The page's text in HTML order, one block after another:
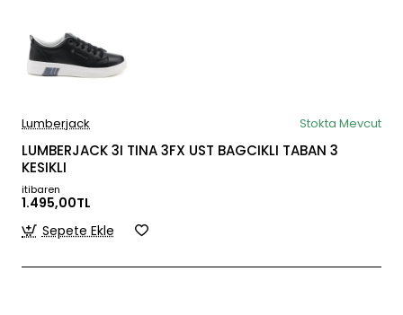
Lumberjack Stokta Mevcut
LUMBERJACK 3I TINA 3FX UST BAGCIKLI TABAN 3
KESIKLI
itibaren
1.495,00TL
Sepete Ekle